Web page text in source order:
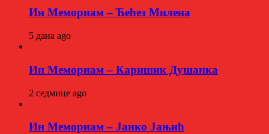
Ин Мемориам – Ћећез Милена
5 дана ago
Ин Мемориам – Каришик Душанка
2 седмице ago
Ин Мемориам – Јанко Јањић